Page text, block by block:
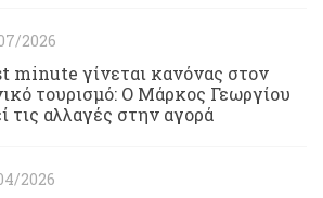
2026
minute γίνεται κανόνας στον
τουρισμό: Ο Μάρκος Γεωργίου
τις αλλαγές στην αγορά
2026